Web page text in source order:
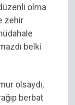
olma
zehir
belki
olsaydı,
berbat